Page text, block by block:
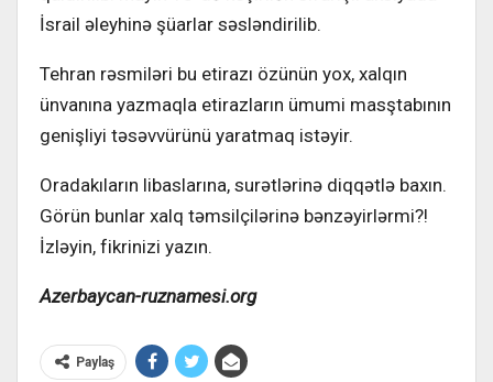
İsrail əleyhinə şüarlar səsləndirilib.
Tehran rəsmiləri bu etirazı özünün yox, xalqın
ünvanına yazmaqla etirazların ümumi masştabının
genişliyi təsəvvürünü yaratmaq istəyir.
Oradakıların libaslarına, surətlərinə diqqətlə baxın.
Görün bunlar xalq təmsilçilərinə bənzəyirlərmi?!
İzləyin, fikrinizi yazın.
Azerbaycan-ruznamesi.org
Paylaş